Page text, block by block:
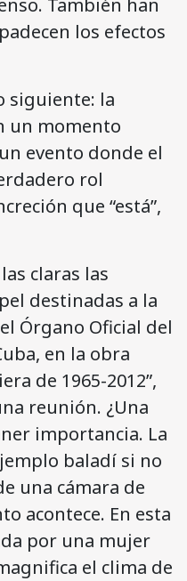
También han
los efectos
siguiente: la
un momento
evento donde el
rol
que “está”,
claras las
destinadas a la
Órgano Oficial del
en la obra
de 1965-2012”,
reunión. ¿Una
importancia. La
baladí si no
una cámara de
acontece. En esta
por una mujer
el clima de